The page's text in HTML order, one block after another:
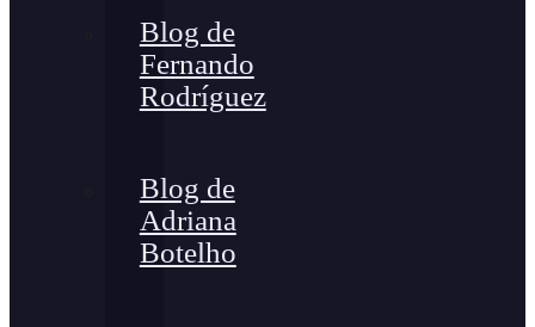
Blog de
Fernando
Rodríguez
Blog de
Adriana
Botelho